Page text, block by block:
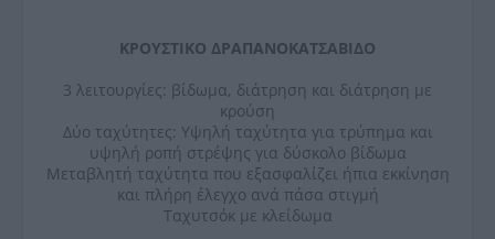
ΚΡΟΥΣΤΙΚΟ ΔΡΑΠΑΝΟΚΑΤΣΑΒΙΔΟ
3 λειτουργίες: βίδωμα, διάτρηση και διάτρηση με
κρούση
Δύο ταχύτητες: Υψηλή ταχύτητα για τρύπημα και
υψηλή ροπή στρέψης για δύσκολο βίδωμα
Μεταβλητή ταχύτητα που εξασφαλίζει ήπια εκκίνηση
και πλήρη έλεγχο ανά πάσα στιγμή
Ταχυτσόκ με κλείδωμα